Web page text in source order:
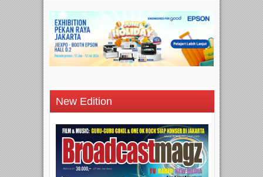
New Edition